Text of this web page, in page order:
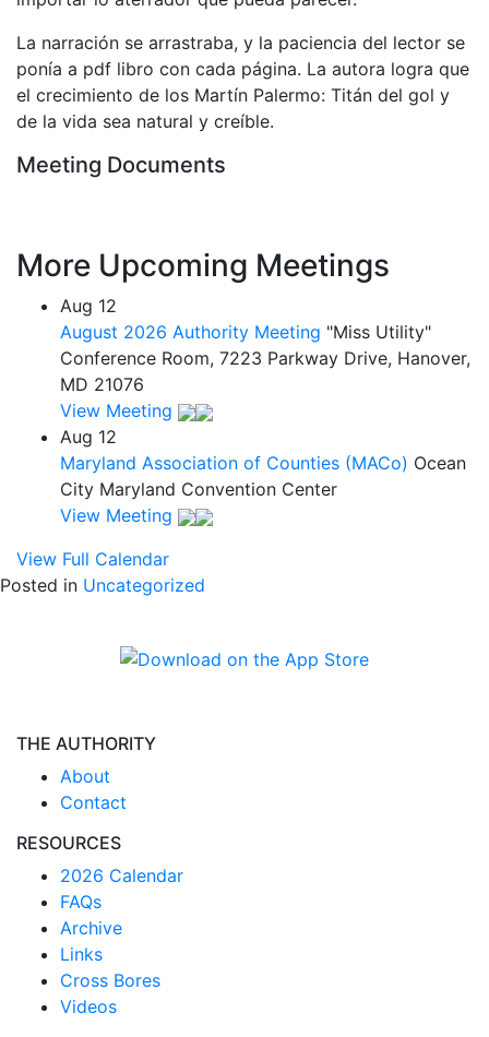
La narración se arrastraba, y la paciencia del lector se
ponía a pdf libro con cada página. La autora logra que
el crecimiento de los Martín Palermo: Titán del gol y
de la vida sea natural y creíble.
Meeting Documents
More Upcoming Meetings
Aug 12
August 2026 Authority Meeting "Miss Utility"
Conference Room, 7223 Parkway Drive, Hanover,
MD 21076
View Meeting
Aug 12
Maryland Association of Counties (MACo) Ocean
City Maryland Convention Center
View Meeting
View Full Calendar
Posted in Uncategorized
THE AUTHORITY
About
Contact
RESOURCES
2026 Calendar
FAQs
Archive
Links
Cross Bores
Videos